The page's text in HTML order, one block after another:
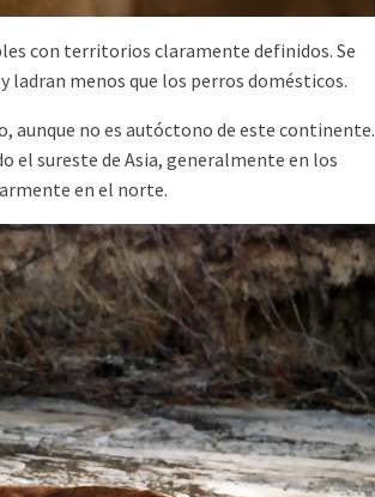
con territorios claramente definidos. Se
ladran menos que los perros domésticos.
aunque no es autóctono de este continente.
el sureste de Asia, generalmente en los
en el norte.